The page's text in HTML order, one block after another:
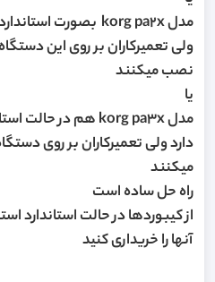
نصب میکنند
یا
میکنند
راه حل ساده است
از کیبوردها در حالت
آنها را خریداری کنید